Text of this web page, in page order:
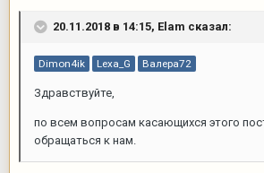
20.11.2018 в 14:15, Elam сказал:
Dimon4ik Lexa_G Валера72
Здравствуйте,
по всем вопросам касающихся этого
обращаться к нам.